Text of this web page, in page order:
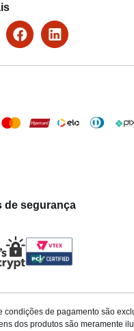
de segurança
condições de pagamento são
dos produtos são meramente